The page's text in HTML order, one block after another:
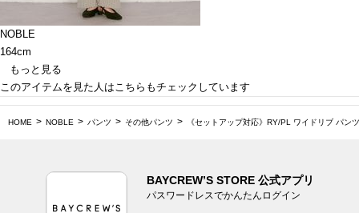
NOBLE
164cm
もっと見る
このアイテムを見た人はこちらもチェックしています
HOME NOBLE パンツ その他パンツ 《セットアップ対応》RY/PL ワイドリブ パンツ
BAYCREW’S STORE 公式アプリ
パスワードレスでかんたんログイン